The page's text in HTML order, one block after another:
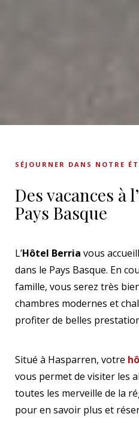
SÉJOURNER DANS NOTRE
Des vacances à
Pays Basque
L’Hôtel Berria vous
dans le Pays Basque. En
famille, vous serez très
chambres modernes et
profiter de belles
Situé à Hasparren, votre
vous permet de visiter les
toutes les merveille de la
pour en savoir plus et